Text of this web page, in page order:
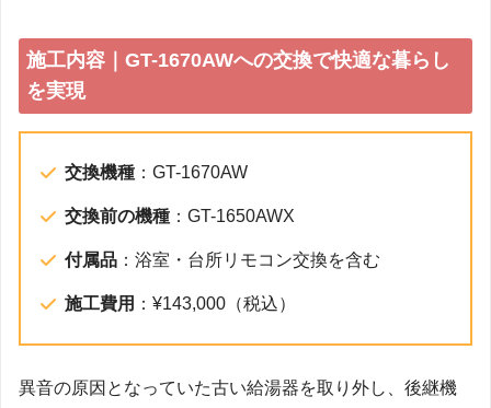
施工内容｜GT-1670AWへの交換で快適な暮らし
を実現
交換機種 ：GT-1670AW
交換前の機種 ：GT-1650AWX
付属品 ：浴室・台所リモコン交換を含む
施工費用 ：¥143,000（税込）
異音の原因となっていた古い給湯器を取り外し、後継機